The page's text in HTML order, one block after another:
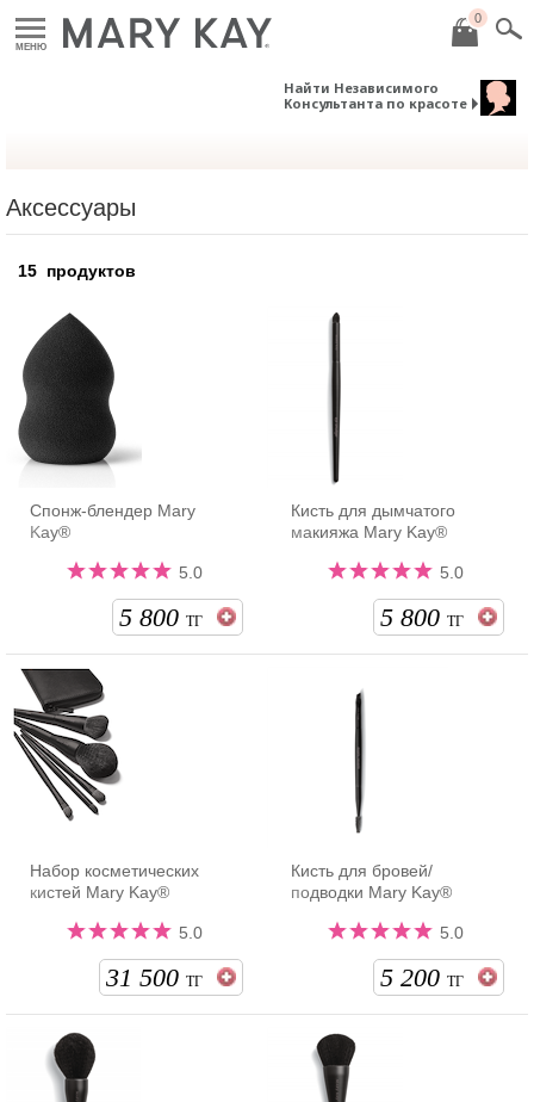
МЕНЮ
0
Найти Независимого
Консультанта по красоте
Аксессуары
15 продуктов
Спонж-блендер Mary
Kay®
5.0
5 800 ТГ
Кисть для дымчатого
макияжа Mary Kay®
5.0
5 800 ТГ
Набор косметических
кистей Mary Kay®
5.0
31 500 ТГ
Кисть для бровей/
подводки Mary Kay®
5.0
5 200 ТГ